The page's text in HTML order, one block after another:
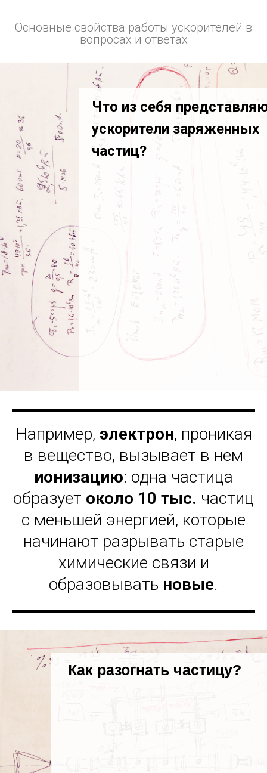
Основные свойства работы ускорителей в
вопросах и ответах
Что из себя
ускорители заряженных
частиц?
Например, электрон, проникая
в вещество, вызывает в нем
ионизацию: одна частица
образует около 10 тыс. частиц
с меньшей энергией, которые
начинают разрывать старые
химические связи и
образовывать новые.
Как разогнать частицу?